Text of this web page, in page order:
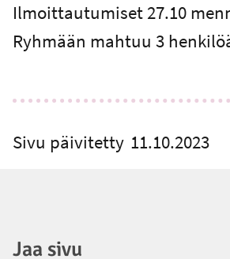
Ilmoittautumiset 27.10
Ryhmään mahtuu 3
Sivu päivitetty 11.10.2023
Jaa sivu